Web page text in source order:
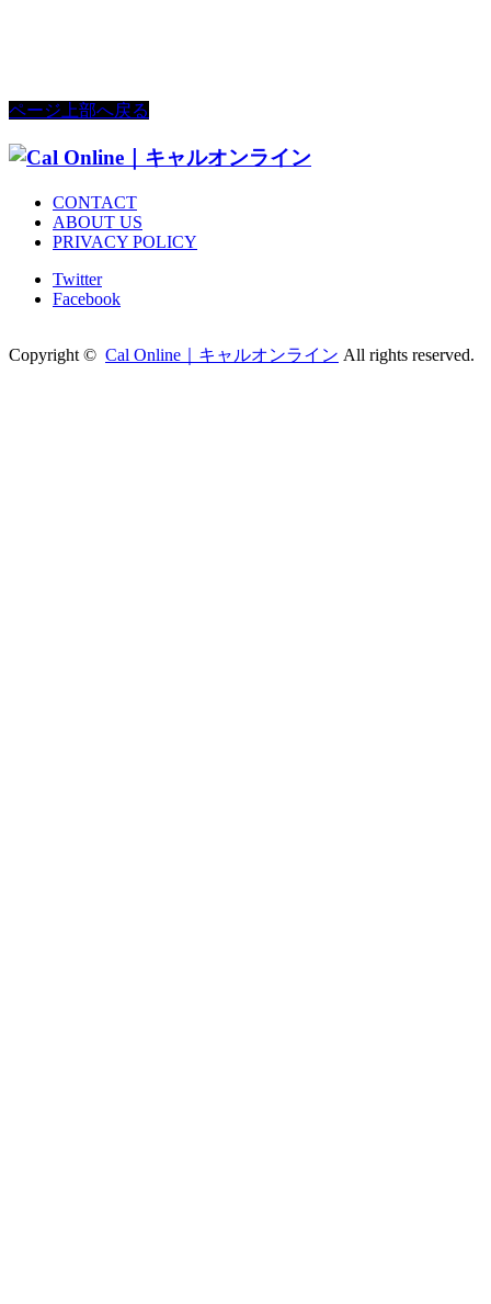
ページ上部へ戻る
CONTACT
ABOUT US
PRIVACY POLICY
Twitter
Facebook
Copyright © Cal Online｜キャルオンライン All rights reserved.